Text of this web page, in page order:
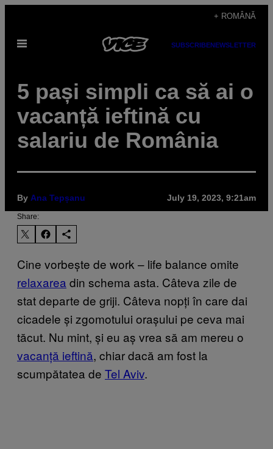
content
+ ROMÂNĂ
Open
SUBSCRIBENEWSLETTER
5 pași simpli ca să ai o
vacanță ieftină cu
salariu de România
By Ana Tepșanu July 19, 2023, 9:21am
Share:
Cine vorbește de work – life balance omite
relaxarea din schema asta. Câteva zile de
stat departe de griji. Câteva nopți în care dai
cicadele și zgomotului orașului pe ceva mai
tăcut. Nu mint, și eu aș vrea să am mereu o
vacanță ieftină, chiar dacă am fost la
scumpătatea de Tel Aviv.